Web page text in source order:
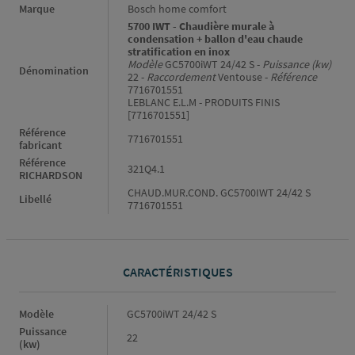
Informations générales
Marque Bosch home comfort
Dénomination
5700 IWT - Chaudière murale à
condensation + ballon d'eau chaude
stratification en inox
ModèleGC5700iWT 24/42 S - Puissance (kw)
22 - RaccordementVentouse - Référence
7716701551
LEBLANC E.L.M - PRODUITS FINIS
[7716701551]
Référence
fabricant
7716701551
Référence
RICHARDSON
321Q4.1
Libellé
CHAUD.MUR.COND. GC5700IWT 24/42 S
7716701551
CARACTÉRISTIQUES
Caractéristiques
Modèle
GC5700iWT 24/42 S
Puissance
(kw)
22